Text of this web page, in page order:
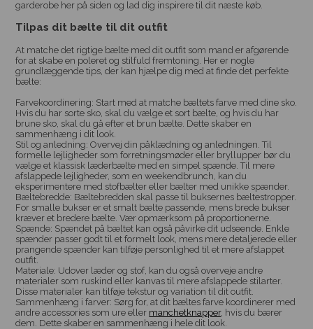
garderobe her på siden og lad dig inspirere til dit næste køb.
Tilpas dit bælte til dit outfit
At matche det rigtige bælte med dit outfit som mand er afgørende
for at skabe en poleret og stilfuld fremtoning. Her er nogle
grundlæggende tips, der kan hjælpe dig med at finde det perfekte
bælte:
Farvekoordinering: Start med at matche bæltets farve med dine sko.
Hvis du har sorte sko, skal du vælge et sort bælte, og hvis du har
brune sko, skal du gå efter et brun bælte. Dette skaber en
sammenhæng i dit look.
Stil og anledning: Overvej din påklædning og anledningen. Til
formelle lejligheder som forretningsmøder eller bryllupper bør du
vælge et klassisk læderbælte med en simpel spænde. Til mere
afslappede lejligheder, som en weekendbrunch, kan du
eksperimentere med stofbælter eller bælter med unikke spænder.
Bæltebredde: Bæltebredden skal passe til buksernes bæltestropper.
For smalle bukser er et smalt bælte passende, mens brede bukser
kræver et bredere bælte. Vær opmærksom på proportionerne.
Spænde: Spændet på bæltet kan også påvirke dit udseende. Enkle
spænder passer godt til et formelt look, mens mere detaljerede eller
prangende spænder kan tilføje personlighed til et mere afslappet
outfit.
Materiale: Udover læder og stof, kan du også overveje andre
materialer som ruskind eller kanvas til mere afslappede stilarter.
Disse materialer kan tilføje tekstur og variation til dit outfit.
Sammenhæng i farver: Sørg for, at dit bæltes farve koordinerer med
andre accessories som ure eller manchetknapper, hvis du bærer
dem. Dette skaber en sammenhæng i hele dit look.